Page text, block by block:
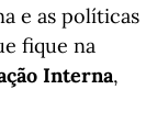
e as políticas
fique na
Interna,